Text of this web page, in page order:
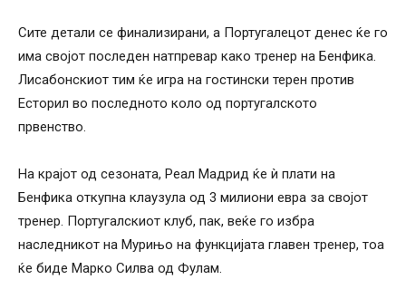
Сите детали се финализирани, а Португалецот денес ќе го
има својот последен натпревар како тренер на Бенфика.
Лисабонскиот тим ќе игра на гостински терен против
Есторил во последното коло од португалското
првенство.
На крајот од сезоната, Реал Мадрид ќе ѝ плати на
Бенфика откупна клаузула од 3 милиони евра за својот
тренер. Португалскиот клуб, пак, веќе го избра
наследникот на Мурињо на функцијата главен тренер, тоа
ќе биде Марко Силва од Фулам.